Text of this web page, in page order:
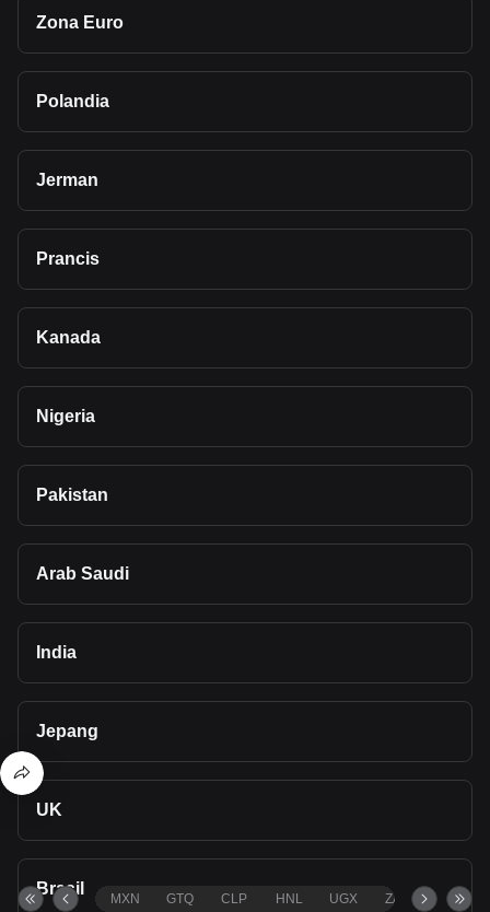
Zona Euro
Polandia
Jerman
Prancis
Kanada
Nigeria
Pakistan
Arab Saudi
India
Jepang
UK
Brasil
MXN GTQ CLP HNL UGX ZAR TND